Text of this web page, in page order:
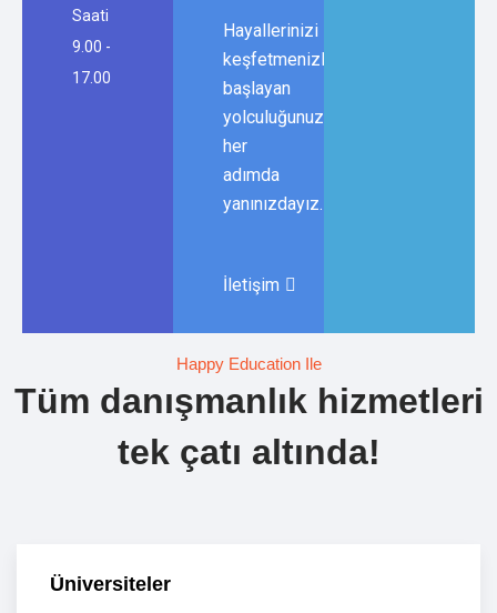
Saati
9.00 -
17.00
Hayallerinizi
keşfetmenizle
başlayan
yolculuğunuzda,
her
adımda
yanınızdayız.
İletişim
Happy Education Ile
Tüm danışmanlık hizmetleri
tek çatı altında!
Üniversiteler